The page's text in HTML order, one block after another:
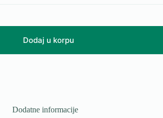
Dodaj u korpu
Dodatne informacije